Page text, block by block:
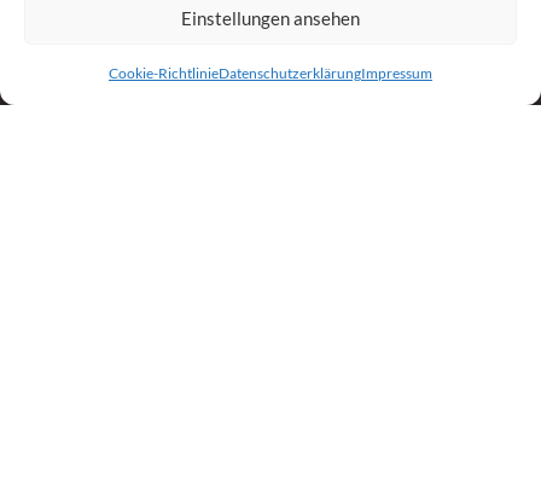
Einstellungen ansehen
Cookie-RichtlinieDatenschutzerklärungImpressum